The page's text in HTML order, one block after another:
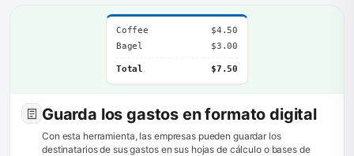
Coffee
$4.50
Bagel
$3.00
Total $7.50
Guarda los gastos en formato digital
Con esta herramienta, las empresas pueden guardar los
destinatarios de sus gastos en sus hojas de cálculo o bases de